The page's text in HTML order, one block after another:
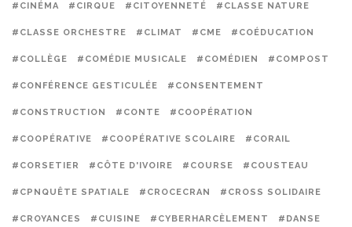
#CINÉMA #CIRQUE #CITOYENNETÉ #CLASSE NATURE
#CLASSE ORCHESTRE #CLIMAT #CME #COÉDUCATION
#COLLÈGE #COMÉDIE MUSICALE #COMÉDIEN #COMPOST
#CONFÉRENCE GESTICULÉE #CONSENTEMENT
#CONSTRUCTION #CONTE #COOPÉRATION
#COOPÉRATIVE #COOPÉRATIVE SCOLAIRE #CORAIL
#CORSETIER #CÔTE D'IVOIRE #COURSE #COUSTEAU
#CPNQUÊTE SPATIALE #CROCECRAN #CROSS SOLIDAIRE
#CROYANCES #CUISINE #CYBERHARCÈLEMENT #DANSE